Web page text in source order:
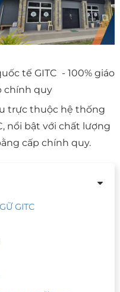
tế GITC - 100% giáo
chính quy
trực thuộc hệ thống
nổi bật với chất lượng
cấp chính quy.
GITC